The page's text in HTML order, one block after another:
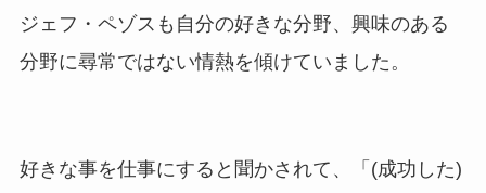
ジェフ・ペゾスも自分の好きな分野、興味のある
分野に尋常ではない情熱を傾けていました。
好きな事を仕事にすると聞かされて、「(成功した)